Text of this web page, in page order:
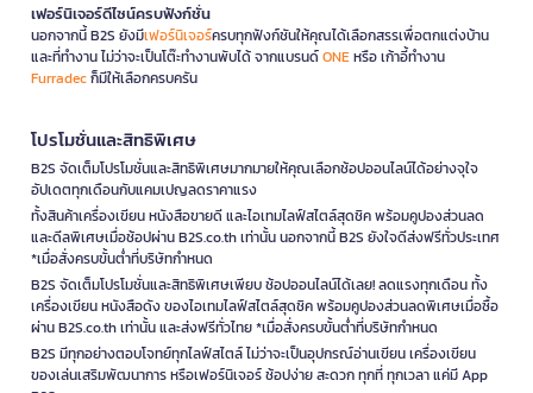
เฟอร์นิเจอร์ดีไซน์ครบฟังก์ชั่น
นอกจากนี้ B2S ยังมีเฟอร์นิเจอร์ครบทุกฟังก์ชันให้คุณได้เลือกสรรเพื่อตกแต่งบ้าน
และที่ทำงาน ไม่ว่าจะเป็นโต๊ะทำงานพับได้ จากแบรนด์ONEหรือ เก้าอี้ทำงาน
Furradecก็มีให้เลือกครบครัน
โปรโมชั่นและสิทธิพิเศษ
B2S จัดเต็มโปรโมชั่นและสิทธิพิเศษมากมายให้คุณเลือกช้อปออนไลน์ได้อย่างจุใจ
อัปเดตทุกเดือนกับแคมเปญลดราคาแรง
ทั้งสินค้าเครื่องเขียน หนังสือขายดี และไอเทมไลฟ์สไตล์สุดชิค พร้อมคูปองส่วนลด
และดีลพิเศษเมื่อช้อปผ่าน B2S.co.th เท่านั้น นอกจากนี้ B2S ยังใจดีส่งฟรีทั่วประเทศ
*เมื่อสั่งครบขั้นต่ำที่บริษัทกำหนด
B2S จัดเต็มโปรโมชั่นและสิทธิพิเศษเพียบ ช้อปออนไลน์ได้เลย! ลดแรงทุกเดือน ทั้ง
เครื่องเขียน หนังสือดัง ของไอเทมไลฟ์สไตล์สุดชิค พร้อมคูปองส่วนลดพิเศษเมื่อซื้อ
ผ่าน B2S.co.th เท่านั้น และส่งฟรีทั่วไทย *เมื่อสั่งครบขั้นต่ำที่บริษัทกำหนด
B2S มีทุกอย่างตอบโจทย์ทุกไลฟ์สไตล์ ไม่ว่าจะเป็นอุปกรณ์อ่านเขียน เครื่องเขียน
ของเล่นเสริมพัฒนาการ หรือเฟอร์นิเจอร์ ช้อปง่าย สะดวก ทุกที่ ทุกเวลา แค่มี App